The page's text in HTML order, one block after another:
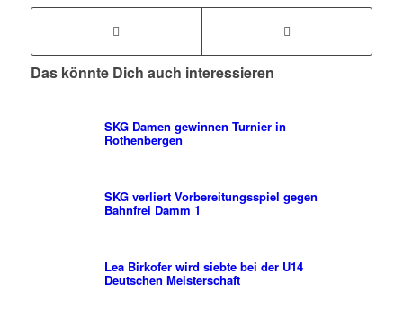
Das könnte Dich auch interessieren
SKG Damen gewinnen Turnier in
Rothenbergen
SKG verliert Vorbereitungsspiel gegen
Bahnfrei Damm 1
Lea Birkofer wird siebte bei der U14
Deutschen Meisterschaft